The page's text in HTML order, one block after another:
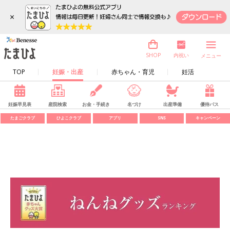
×
TOP 妊娠・出産 赤ちゃん・育児 妊活
SHOP 内祝い メニュー
妊娠早見表 産院検索 お金・手続き 名づけ 出産準備 優待パス
たまごクラブ ひよこクラブ アプリ SNS キャンペーン